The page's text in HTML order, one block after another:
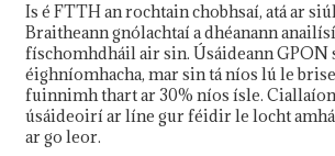
Is é FTTH an rochtain chobhsaí, atá ar
Braitheann gnólachtaí a dhéanann
físchomhdháil air sin. Úsáideann
éighníomhacha, mar sin tá níos lú le
fuinnimh thart ar 30% níos ísle.
úsáideoirí ar líne gur féidir le locht
ar go leor.